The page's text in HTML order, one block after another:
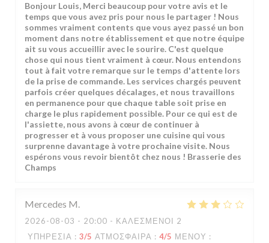
Bonjour Louis, Merci beaucoup pour votre avis et le
temps que vous avez pris pour nous le partager ! Nous
sommes vraiment contents que vous ayez passé un bon
moment dans notre établissement et que notre équipe
ait su vous accueillir avec le sourire. C'est quelque
chose qui nous tient vraiment à cœur. Nous entendons
tout à fait votre remarque sur le temps d'attente lors
de la prise de commande. Les services chargés peuvent
parfois créer quelques décalages, et nous travaillons
en permanence pour que chaque table soit prise en
charge le plus rapidement possible. Pour ce qui est de
l'assiette, nous avons à cœur de continuer à
progresser et à vous proposer une cuisine qui vous
surprenne davantage à votre prochaine visite. Nous
espérons vous revoir bientôt chez nous ! Brasserie des
Champs
Mercedes M
2026-08-03 - 20:00 - ΚΑΛΕΣΜΈΝΟΙ 2
ΥΠΗΡΕΣΊΑ : 3/5 ΑΤΜΌΣΦΑΙΡΑ : 4/5 ΜΕΝΟΎ :